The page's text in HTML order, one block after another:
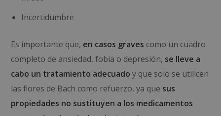
Incertidumbre
Es importante que, en casos graves como un cuadro
completo de ansiedad, fobia o depresión, se lleve a
cabo un tratamiento adecuado y que solo se utilicen
las flores de Bach como refuerzo, ya que sus
propiedades no sustituyen a los medicamentos